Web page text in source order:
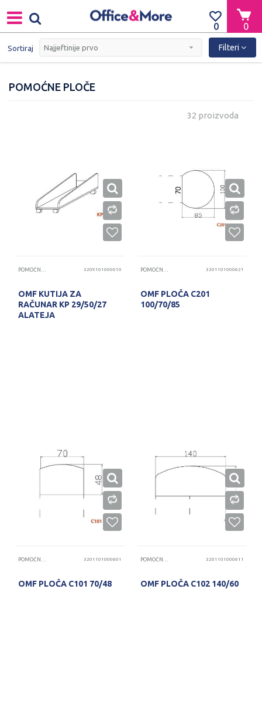
0
0
POMOĆNE PLOČE
Sortiraj Filteri
32 proizvoda
POMOĆNE PLOČE 3209101000010
OMF KUTIJA ZA
RAČUNAR KP 29/50/27
ALATEJA
POMOĆNE PLOČE 3201101000621
OMF PLOČA C201
100/70/85
POMOĆNE PLOČE 3201101000601
OMF PLOČA C101 70/48
POMOĆNE PLOČE 3201101000611
OMF PLOČA C102 140/60